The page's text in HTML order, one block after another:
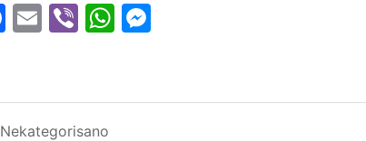
Facebook
EmailViberWhatsApp
Nekategorisano